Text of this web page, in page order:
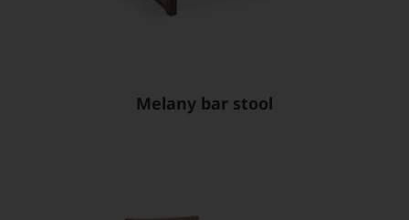
Melany bar stool